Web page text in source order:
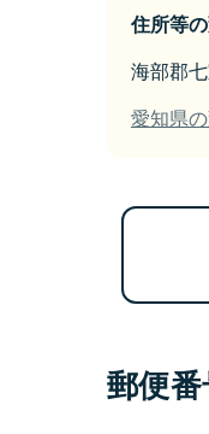
住所等
海部郡
愛知県
郵便